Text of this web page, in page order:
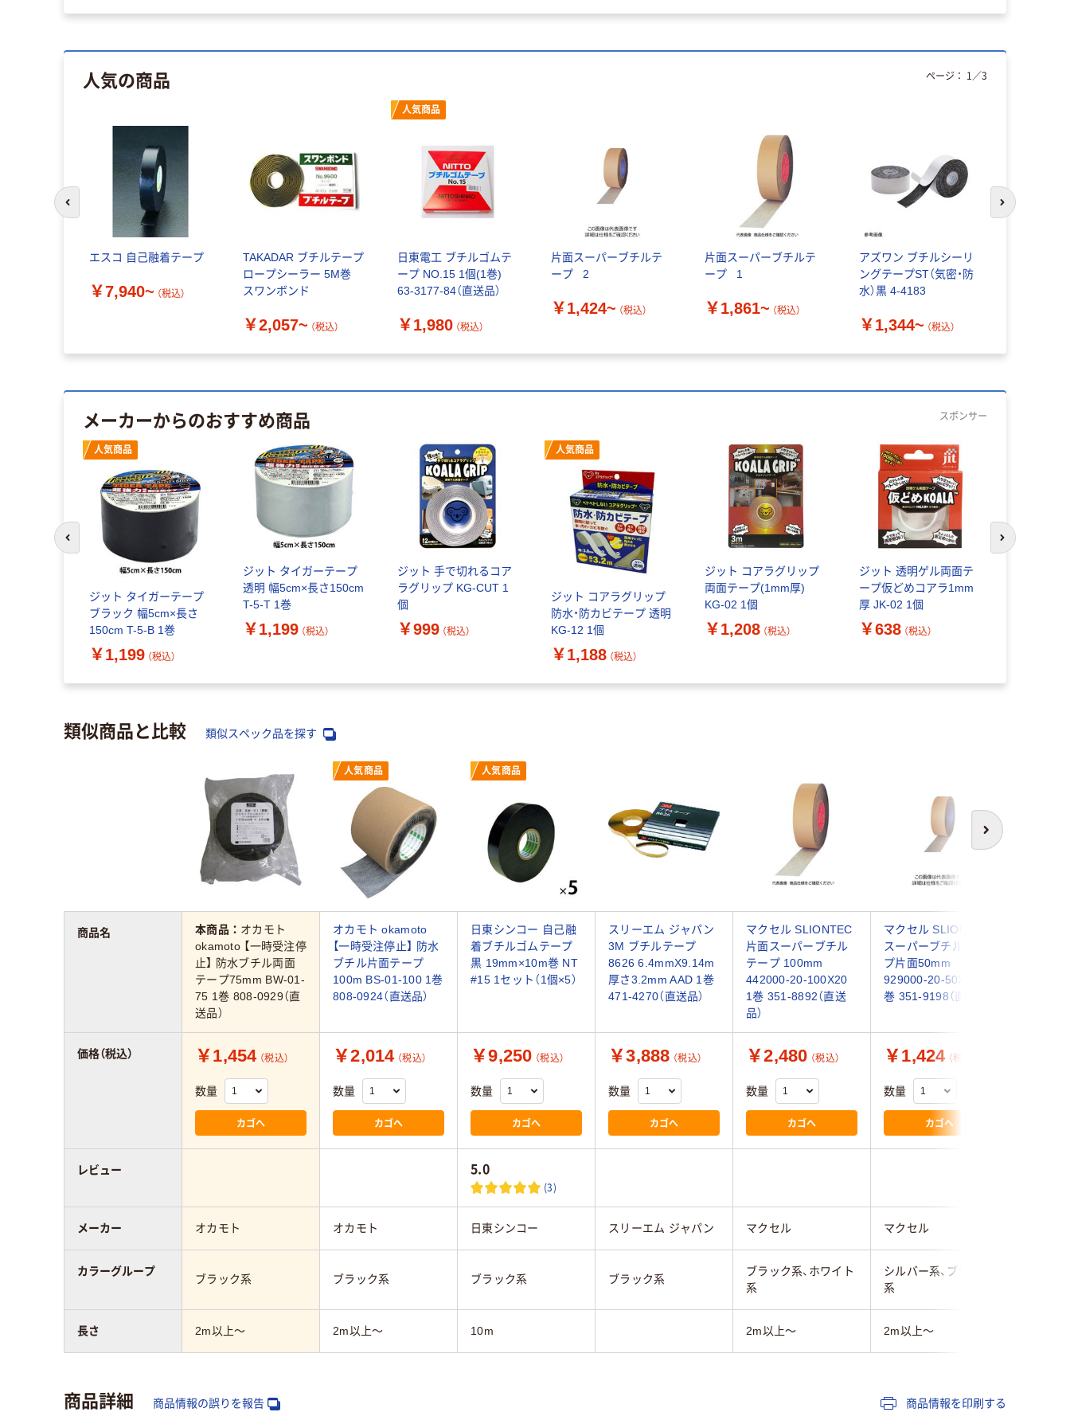
人気の商品
エスコ 自己融着テープ
￥7,940~ （税込）
TAKADAR ブチルテープ
ロープシーラー 5M巻
スワンボンド
￥2,057~ （税込）
人気商品
日東電工 ブチルゴムテ
ープ NO.15 1個(1巻)
63-3177-84（直送品）
￥1,980 （税込）
片面スーパーブチルテ
ープ _2
￥1,424~ （税込）
片面スーパーブチルテ
ープ _1
￥1,861~ （税込）
アズワン ブチルシーリ
ングテープST（気密・防
水）黒 4-4183
￥1,344~ （税込）
ページ： 1 ／3
次のスライド
メーカーからのおすすめ商品 スポンサー
人気商品
ジット タイガーテープ
ブラック 幅5cm×長さ
150cm T-5-B 1巻
￥1,199 （税込）
ジット タイガーテープ
透明 幅5cm×長さ150cm
T-5-T 1巻
￥1,199 （税込）
ジット 手で切れるコア
ラグリップ KG-CUT 1
個
￥999 （税込）
人気商品
ジット コアラグリップ
防水・防カビテープ 透明
KG-12 1個
￥1,188 （税込）
ジット コアラグリップ
両面テープ(1mm厚)
KG-02 1個
￥1,208 （税込）
ジット 透明ゲル両面テ
ープ仮どめコアラ1mm
厚 JK-02 1個
￥638 （税込）
前のスライドへ 次のスライド
類似商品と比較 類似スペック品を探す
次へ
人気商品 人気商品
本商品： オカモト
okamoto 【一時受注停
止】 防水ブチル両面
テープ75mm BW-01-
75 1巻 808-0929（直
送品）
オカモト okamoto
【一時受注停止】 防水
ブチル片面テープ
100m BS-01-100 1巻
808-0924（直送品）
日東シンコー 自己融
着ブチルゴムテープ
黒 19mm×10m巻 NT
#15 1セット（1個×5）
スリーエム ジャパン
3M ブチルテープ
8626 6.4mmX9.14m
厚さ3.2mm AAD 1巻
471-4270（直送品）
マクセル SLIONTEC
片面スーパーブチル
テープ 100mm
442000-20-100X20
1巻 351-8892（直送
品）
マクセル SLIONTEC
スーパーブチルテー
プ片面50mm
929000-20-50X20 1
巻 351-9198（直送品）
￥1,454 （税込）
数量
カゴへ
￥2,014 （税込）
数量
カゴへ
￥9,250 （税込）
数量
カゴへ
￥3,888 （税込）
数量
カゴへ
￥2,480 （税込）
数量
カゴへ
￥1,424 （税込）
数量
カゴへ
5.0
(3)
オカモト オカモト 日東シンコー スリーエム ジャパン マクセル マクセル
ブラック系 ブラック系 ブラック系 ブラック系
ブラック系、ホワイト
系
シルバー系、ブラック
系
2m以上～ 2m以上～ 10m 2m以上～ 2m以上～
商品名
価格（税込）
レビュー
メーカー
カラーグループ
長さ
商品詳細 商品情報の誤りを報告 商品情報を印刷する